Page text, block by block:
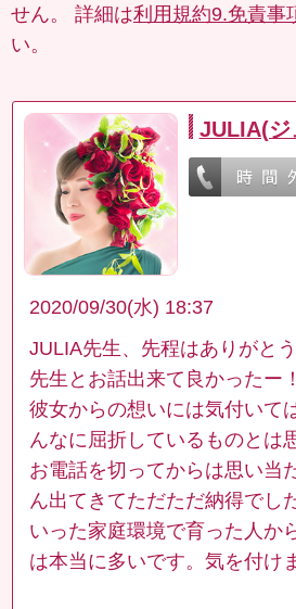
せん。 詳細は利用規約9.免責事
い。
JULIA(ジ
2020/09/30(水) 18:37
JULIA先生、先程はありがと
先生とお話出来て良かったー！
彼女からの想いには気付いて
んなに屈折しているものとは
お電話を切ってからは思い当
ん出てきてただただ納得でし
いった家庭環境で育った人か
は本当に多いです。気を付け